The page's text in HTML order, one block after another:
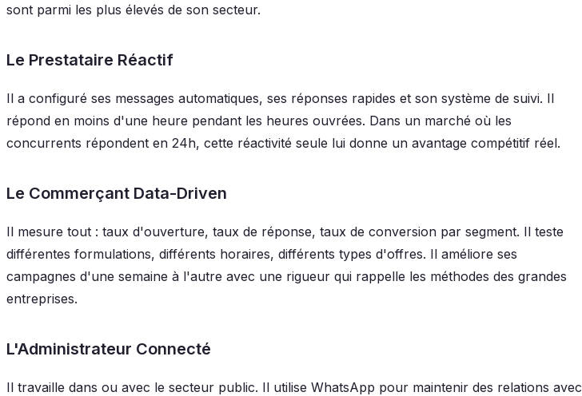
sont parmi les plus élevés de son secteur.
Le Prestataire Réactif
Il a configuré ses messages automatiques, ses réponses rapides et son système de suivi. Il
répond en moins d'une heure pendant les heures ouvrées. Dans un marché où les
concurrents répondent en 24h, cette réactivité seule lui donne un avantage compétitif réel.
Le Commerçant Data-Driven
Il mesure tout : taux d'ouverture, taux de réponse, taux de conversion par segment. Il teste
différentes formulations, différents horaires, différents types d'offres. Il améliore ses
campagnes d'une semaine à l'autre avec une rigueur qui rappelle les méthodes des grandes
entreprises.
L'Administrateur Connecté
Il travaille dans ou avec le secteur public. Il utilise WhatsApp pour maintenir des relations avec